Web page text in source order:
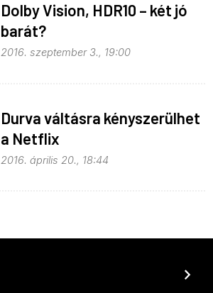
Dolby Vision, HDR10 – két jó
barát?
2016. szeptember 3., 19:00
Durva váltásra kényszerülhet
a Netflix
2016. április 20., 18:44
chevron_right